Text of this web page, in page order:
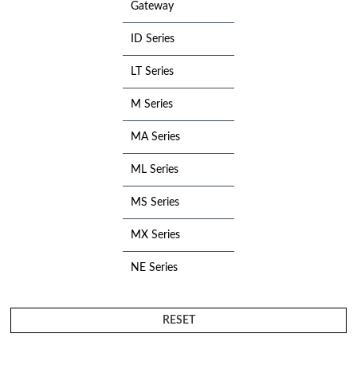
Gateway
ID Series
LT Series
M Series
MA Series
ML Series
MS Series
MX Series
NE Series
NS Series
RESET